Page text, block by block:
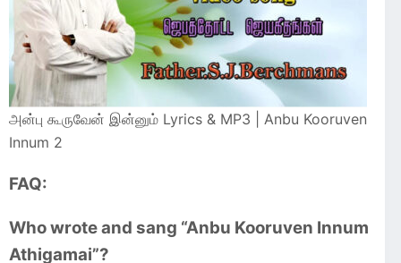
அன்பு கூருவேன் இன்னும் Lyrics & MP3 | Anbu Kooruven
Innum 2
FAQ:
Who wrote and sang “Anbu Kooruven Innum
Athigamai”?